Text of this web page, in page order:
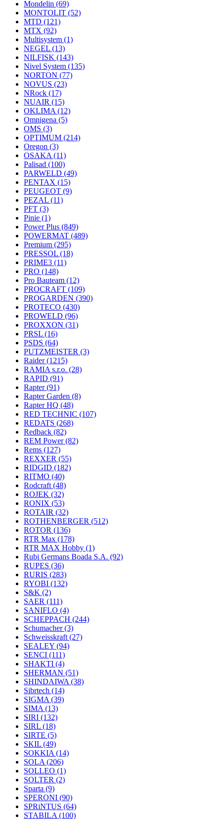
Mondelin (69)
MONTOLIT (52)
MTD (121)
MTX (92)
Multisystem (1)
NEGEL (13)
NILFISK (143)
Nivel System (135)
NORTON (77)
NOVUS (23)
NRock (17)
NUAIR (15)
OKLIMA (12)
Omnigena (5)
OMS (3)
OPTIMUM (214)
Oregon (3)
OSAKA (11)
Palisad (100)
PARWELD (49)
PENTAX (15)
PEUGEOT (9)
PEZAL (11)
PFT (3)
Pinie (1)
Power Plus (849)
POWERMAT (489)
Premium (295)
PRESSOL (18)
PRIME3 (11)
PRO (148)
Pro Bauteam (12)
PROCRAFT (109)
PROGARDEN (390)
PROTECO (430)
PROWELD (96)
PROXXON (31)
PRSL (16)
PSDS (64)
PUTZMEISTER (3)
Raider(1215)
RAMIA s.r.o. (28)
RAPID (91)
Rapter(91)
Rapter Garden (8)
Rapter HQ (48)
RED TECHNIC (107)
REDATS (268)
Redback (82)
REM Power(82)
Rems (127)
REXXER (55)
RIDGID (182)
RITMO (40)
Rodcraft (48)
ROJEK (32)
RONIX (53)
ROTAIR (32)
ROTHENBERGER (512)
ROTOR (136)
RTR Max (178)
RTR MAX Hobby (1)
Rubi Germans Boada S.A. (92)
RUPES (36)
RURIS (283)
RYOBI (132)
S&K (2)
SAER (111)
SANIFLO (4)
SCHEPPACH (244)
Schumacher(3)
Schweisskraft (27)
SEALEY (94)
SENCI (111)
SHAKTI (4)
SHERMAN (51)
SHINDAIWA (38)
Sibrtech (14)
SIGMA (39)
SIMA (13)
SIRI (132)
SIRL (18)
SIRTE (5)
SKIL (49)
SOKKIA (14)
SOLA (206)
SOLLEO (1)
SOLTER (2)
Sparta (9)
SPERONI (90)
SPRiNTUS (64)
STABILA (100)